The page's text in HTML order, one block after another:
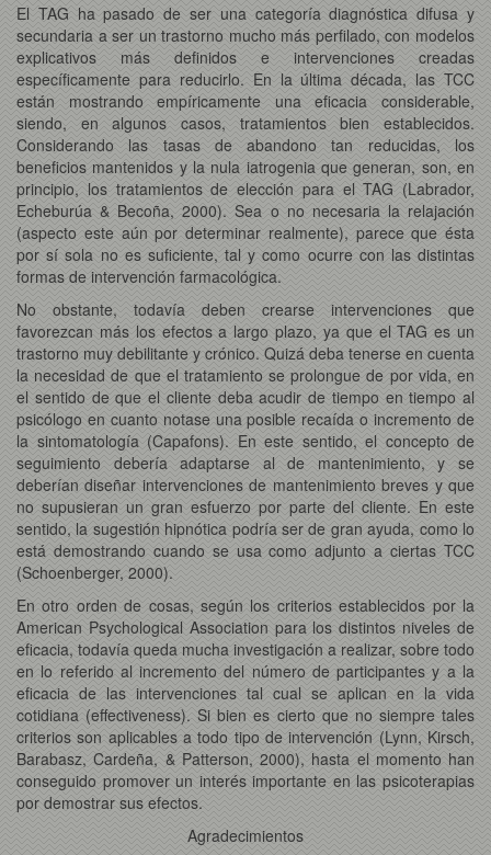
El TAG ha pasado de ser una categoría diagnóstica difusa y
secundaria a ser un trastorno mucho más perfilado, con modelos
explicativos más definidos e intervenciones creadas
específicamente para reducirlo. En la última década, las TCC
están mostrando empíricamente una eficacia considerable,
siendo, en algunos casos, tratamientos bien establecidos.
Considerando las tasas de abandono tan reducidas, los
beneficios mantenidos y la nula iatrogenia que generan, son, en
principio, los tratamientos de elección para el TAG (Labrador,
Echeburúa & Becoña, 2000). Sea o no necesaria la relajación
(aspecto este aún por determinar realmente), parece que ésta
por sí sola no es suficiente, tal y como ocurre con las distintas
formas de intervención farmacológica.
No obstante, todavía deben crearse intervenciones que
favorezcan más los efectos a largo plazo, ya que el TAG es un
trastorno muy debilitante y crónico. Quizá deba tenerse en cuenta
la necesidad de que el tratamiento se prolongue de por vida, en
el sentido de que el cliente deba acudir de tiempo en tiempo al
psicólogo en cuanto notase una posible recaída o incremento de
la sintomatología (Capafons). En este sentido, el concepto de
seguimiento debería adaptarse al de mantenimiento, y se
deberían diseñar intervenciones de mantenimiento breves y que
no supusieran un gran esfuerzo por parte del cliente. En este
sentido, la sugestión hipnótica podría ser de gran ayuda, como lo
está demostrando cuando se usa como adjunto a ciertas TCC
(Schoenberger, 2000).
En otro orden de cosas, según los criterios establecidos por la
American Psychological Association para los distintos niveles de
eficacia, todavía queda mucha investigación a realizar, sobre todo
en lo referido al incremento del número de participantes y a la
eficacia de las intervenciones tal cual se aplican en la vida
cotidiana (effectiveness). Si bien es cierto que no siempre tales
criterios son aplicables a todo tipo de intervención (Lynn, Kirsch,
Barabasz, Cardeña, & Patterson, 2000), hasta el momento han
conseguido promover un interés importante en las psicoterapias
por demostrar sus efectos.
Agradecimientos